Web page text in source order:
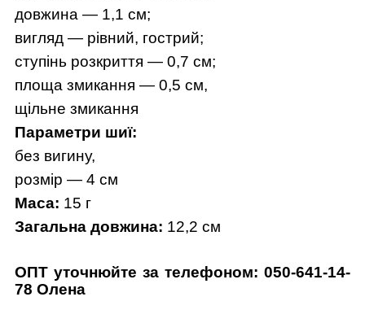
довжина — 1,1 см;
вигляд — рівний, гострий;
ступінь розкриття — 0,7 см;
площа змикання — 0,5 см,
щільне змикання
Параметри шиї:
без вигину,
розмір — 4 см
Маса: 15 г
Загальна довжина: 12,2 см
ОПТ уточнюйте за телефоном: 050-641-14-
78 Олена